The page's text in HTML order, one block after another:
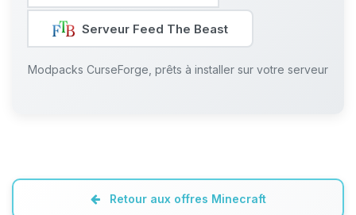
Serveur Feed The Beast
Modpacks CurseForge, prêts à installer sur votre serveur
Retour aux offres Minecraft